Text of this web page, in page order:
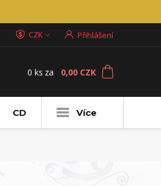
CZK Přihlášení
0 ks za 0,00 CZK
CD Více